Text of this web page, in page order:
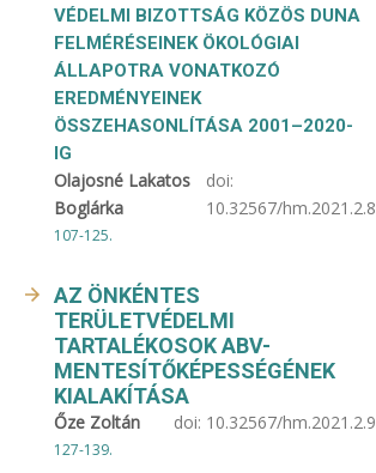
VÉDELMI BIZOTTSÁG KÖZÖS DUNA
FELMÉRÉSEINEK ÖKOLÓGIAI
ÁLLAPOTRA VONATKOZÓ
EREDMÉNYEINEK
ÖSSZEHASONLÍTÁSA 2001–2020-
IG
Olajosné Lakatos
Boglárka
doi:
10.32567/hm.2021.2.8
107-125.
AZ ÖNKÉNTES
TERÜLETVÉDELMI
TARTALÉKOSOK ABV-
MENTESÍTŐKÉPESSÉGÉNEK
KIALAKÍTÁSA
Őze Zoltán doi: 10.32567/hm.2021.2.9
127-139.